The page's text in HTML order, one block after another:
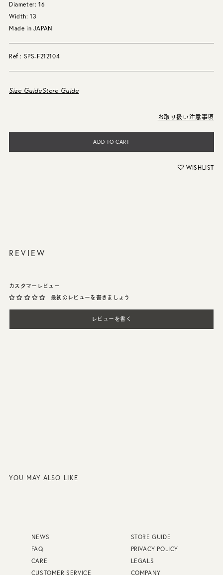
Diameter: 16
Width: 13
Made in JAPAN
Ref : SPS-F212104
Size GuideStore Guide
お取り扱い注意事項
ADD TO CART
WISHLIST
REVIEW
カスタマーレビュー
最初のレビューを書きましょう
レビューを書く
YOU MAY ALSO LIKE
NEWS
STORE GUIDE
FAQ
PRIVACY POLICY
CARE
LEGALS
CUSTOMER SERVICE
COMPANY